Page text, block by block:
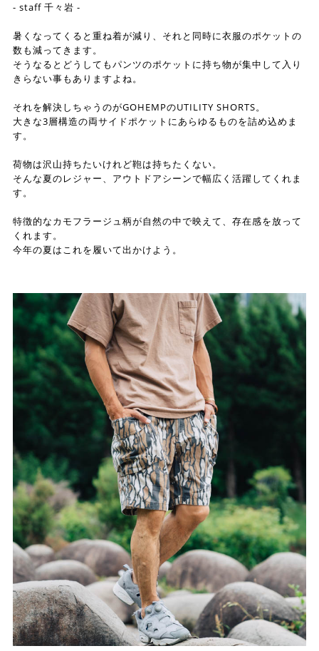
- staff 千々岩 -
暑くなってくると重ね着が減り、それと同時に衣服のポケットの
数も減ってきます。
そうなるとどうしてもパンツのポケットに持ち物が集中して入り
きらない事もありますよね。
それを解決しちゃうのがGOHEMPのUTILITY SHORTS。
大きな3層構造の両サイドポケットにあらゆるものを詰め込めま
す。
荷物は沢山持ちたいけれど鞄は持ちたくない。
そんな夏のレジャー、アウトドアシーンで幅広く活躍してくれま
す。
特徴的なカモフラージュ柄が自然の中で映えて、存在感を放って
くれます。
今年の夏はこれを履いて出かけよう。